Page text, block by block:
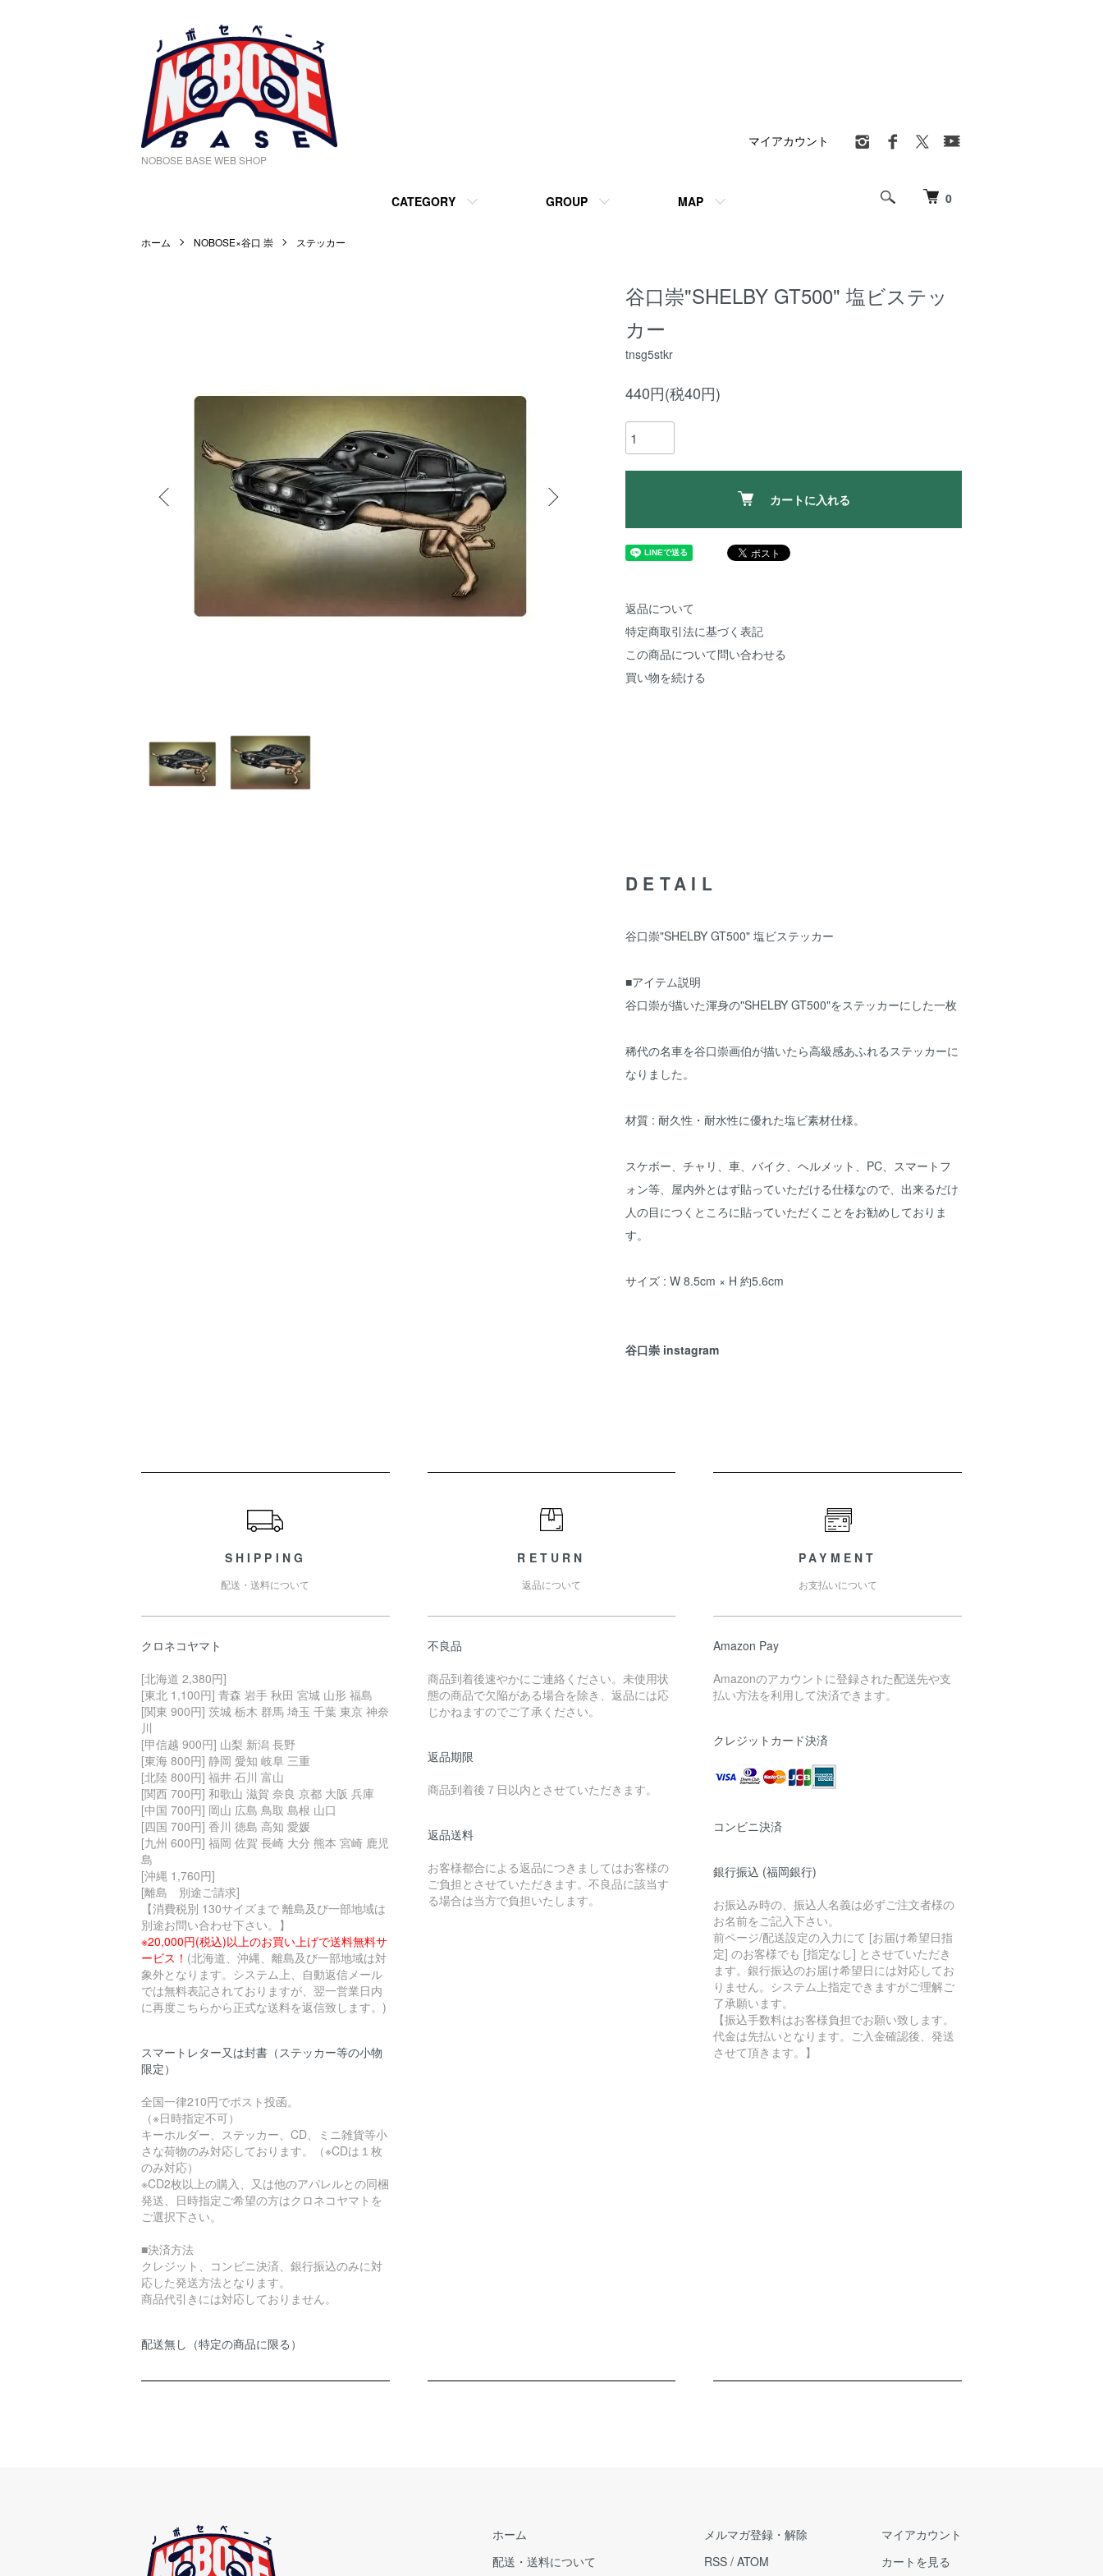
NOBOSE BASE WEB SHOP
0
CATEGORY GROUP MAP
マイアカウント
ホーム NOBOSE×谷口 崇 ステッカー
谷口崇"SHELBY GT500" 塩ビステッ
カー
tnsg5stkr
440円(税40円)
カートに入れる
返品について
特定商取引法に基づく表記
この商品について問い合わせる
買い物を続ける
DETAIL
谷口崇"SHELBY GT500" 塩ビステッカー
■アイテム説明
谷口崇が描いた渾身の"SHELBY GT500"をステッカーにした一枚
稀代の名車を谷口崇画伯が描いたら高級感あふれるステッカーに
なりました。
材質 : 耐久性・耐水性に優れた塩ビ素材仕様。
スケボー、チャリ、車、バイク、ヘルメット、PC、スマートフ
ォン等、屋内外とはず貼っていただける仕様なので、出来るだけ
人の目につくところに貼っていただくことをお勧めしておりま
す。
サイズ : W 8.5cm × H 約5.6cm
谷口崇 instagram
SHIPPING
配送・送料について
クロネコヤマト
[北海道 2,380円]
[東北 1,100円] 青森 岩手 秋田 宮城 山形 福島
[関東 900円] 茨城 栃木 群馬 埼玉 千葉 東京 神奈
川
[甲信越 900円] 山梨 新潟 長野
[東海 800円] 静岡 愛知 岐阜 三重
[北陸 800円] 福井 石川 富山
[関西 700円] 和歌山 滋賀 奈良 京都 大阪 兵庫
[中国 700円] 岡山 広島 鳥取 島根 山口
[四国 700円] 香川 徳島 高知 愛媛
[九州 600円] 福岡 佐賀 長崎 大分 熊本 宮崎 鹿児
島
[沖縄 1,760円]
[離島 別途ご請求]
【消費税別 130サイズまで 離島及び一部地域は
別途お問い合わせ下さい。】
※20,000円(税込)以上のお買い上げで送料無料サ
ービス！ (北海道、沖縄、離島及び一部地域は対
象外となります。システム上、自動返信メール
では無料表記されておりますが、翌一営業日内
に再度こちらから正式な送料を返信致します。)
スマートレター又は封書（ステッカー等の小物
限定）
全国一律210円でポスト投函。
（※日時指定不可）
キーホルダー、ステッカー、CD、ミニ雑貨等小
さな荷物のみ対応しております。（※CDは１枚
のみ対応）
※CD2枚以上の購入、又は他のアパレルとの同梱
発送、日時指定ご希望の方はクロネコヤマトを
ご選択下さい。
■決済方法
クレジット、コンビニ決済、銀行振込のみに対
応した発送方法となります。
商品代引きには対応しておりません。
配送無し（特定の商品に限る）
RETURN
返品について
不良品
商品到着後速やかにご連絡ください。未使用状
態の商品で欠陥がある場合を除き、返品には応
じかねますのでご了承ください。
返品期限
商品到着後７日以内とさせていただきます。
返品送料
お客様都合による返品につきましてはお客様の
ご負担とさせていただきます。不良品に該当す
る場合は当方で負担いたします。
PAYMENT
お支払いについて
Amazon Pay
Amazonのアカウントに登録された配送先や支
払い方法を利用して決済できます。
クレジットカード決済
コンビニ決済
銀行振込 (福岡銀行)
お振込み時の、振込人名義は必ずご注文者様の
お名前をご記入下さい。
前ページ/配送設定の入力にて [お届け希望日指
定] のお客様でも [指定なし] とさせていただき
ます。銀行振込のお届け希望日には対応してお
りません。システム上指定できますがご理解ご
了承願います。
【振込手数料はお客様負担でお願い致します。
代金は先払いとなります。ご入金確認後、発送
させて頂きます。】
ホーム
配送・送料について
メルマガ登録・解除
RSS / ATOM
マイアカウント
カートを見る